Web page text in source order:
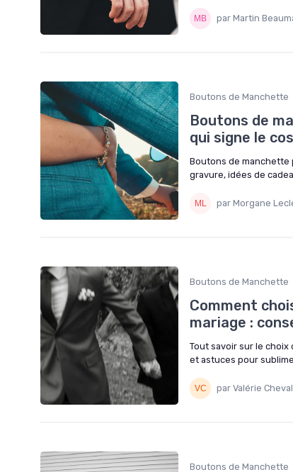
par Martin
Boutons de Manchette
Boutons de
qui signe le
Boutons de manchette
gravure, idées de
par Morgane
Boutons de Manchette
Comment
mariage :
Tout savoir sur le
et astuces pour
par Valérie
Boutons de Manchette